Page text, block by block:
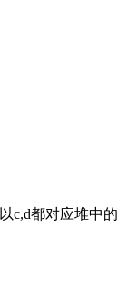
c,d都对应堆中的